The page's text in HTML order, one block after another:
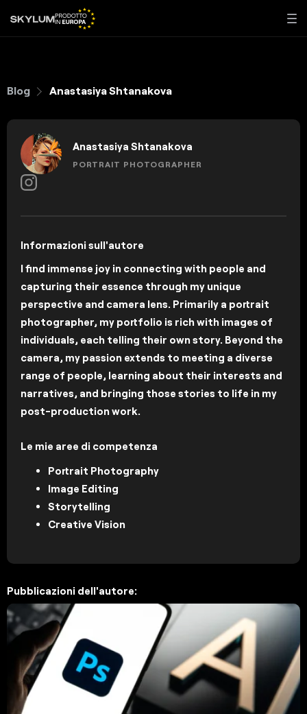
Blog Anastasiya Shtanakova
Anastasiya Shtanakova
PORTRAIT PHOTOGRAPHER
Informazioni sull'autore
I find immense joy in connecting with people and
capturing their essence through my unique
perspective and camera lens. Primarily a portrait
photographer, my portfolio is rich with images of
individuals, each telling their own story. Beyond the
camera, my passion extends to meeting a diverse
range of people, learning about their interests and
narratives, and bringing those stories to life in my
post-production work.
Le mie aree di competenza
Portrait Photography
Image Editing
Storytelling
Creative Vision
Pubblicazioni dell'autore: